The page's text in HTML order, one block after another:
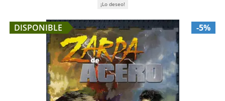
¡Lo deseo!
DISPONIBLE -5%